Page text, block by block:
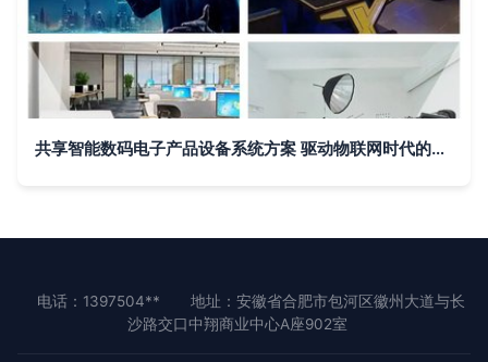
共享智能数码电子产品设备系统方案 驱动物联网时代的共享经济创新
电话：1397504**
地址：安徽省合肥市包河区徽州大道与长
沙路交口中翔商业中心A座902室